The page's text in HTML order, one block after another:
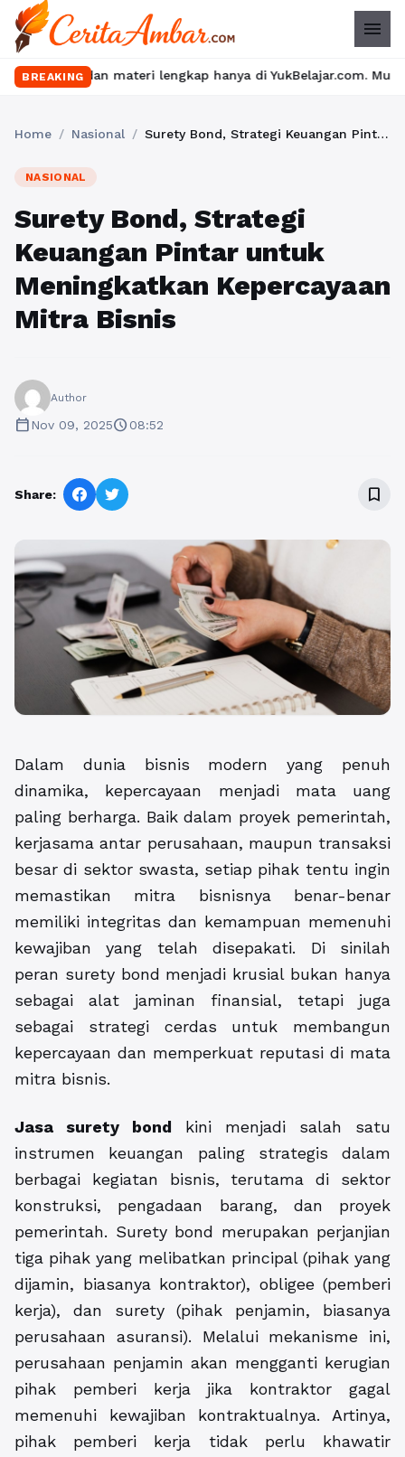
menu
BREAKING
lengkap hanya di YukBelajar.com. Mulai langkah
Home / Nasional / Surety Bond, Strategi Keuangan Pintar untuk Meningkatkan Kepercayaan Mitra Bisnis
NASIONAL
Surety Bond, Strategi
Keuangan Pintar untuk
Meningkatkan Kepercayaan
Mitra Bisnis
Author
calendar_todayNov 09, 2025schedule08:52
Share: bookmark_border
Dalam dunia bisnis modern yang penuh
dinamika, kepercayaan menjadi mata uang
paling berharga. Baik dalam proyek pemerintah,
kerjasama antar perusahaan, maupun transaksi
besar di sektor swasta, setiap pihak tentu ingin
memastikan mitra bisnisnya benar-benar
memiliki integritas dan kemampuan memenuhi
kewajiban yang telah disepakati. Di sinilah
peran surety bond menjadi krusial bukan hanya
sebagai alat jaminan finansial, tetapi juga
sebagai strategi cerdas untuk membangun
kepercayaan dan memperkuat reputasi di mata
mitra bisnis.
Jasa surety bond kini menjadi salah satu
instrumen keuangan paling strategis dalam
berbagai kegiatan bisnis, terutama di sektor
konstruksi, pengadaan barang, dan proyek
pemerintah. Surety bond merupakan perjanjian
tiga pihak yang melibatkan principal (pihak yang
dijamin, biasanya kontraktor), obligee (pemberi
kerja), dan surety (pihak penjamin, biasanya
perusahaan asuransi). Melalui mekanisme ini,
perusahaan penjamin akan mengganti kerugian
pihak pemberi kerja jika kontraktor gagal
memenuhi kewajiban kontraktualnya. Artinya,
pihak pemberi kerja tidak perlu khawatir